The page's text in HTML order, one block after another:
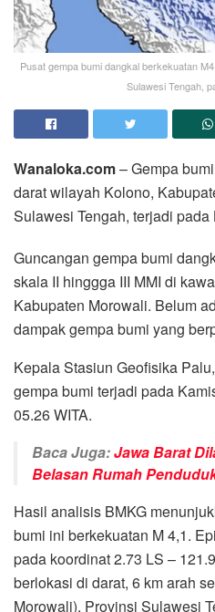
Pusat gempa bumi dangkal berkekuatan
Sulawesi Tengah,
Wanaloka.com– Gempa
darat wilayah Kolono,
Sulawesi Tengah, terjadi
Guncangan gempa bumi
skala II hinggga III MMI di
Kabupaten Morowali. Belum
dampak gempa bumi yang
Kepala Stasiun Geofisika
gempa bumi terjadi pada
05.26 WITA.
Baca Juga:Jawa Barat
Belasan Rumah
Hasil analisis BMKG
bumi ini berkekuatan M 4,1.
pada koordinat 2.73 LS –
berlokasi di darat, 6 km arah
Morowali), Provinsi Sulawesi